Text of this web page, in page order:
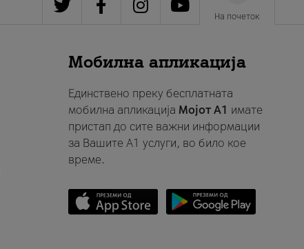
На почеток
Мобилна апликација
Единствено преку бесплатната
мобилна апликација Мојот A1 имате
пристап до сите важни информации
за Вашите A1 услуги, во било кое
време.